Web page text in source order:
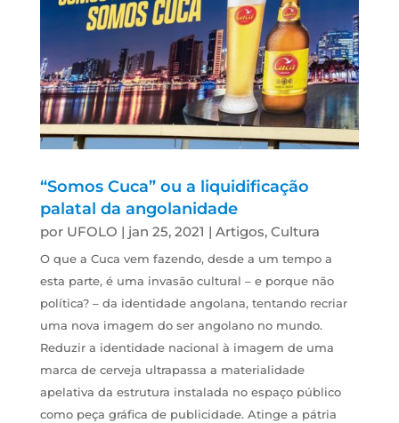
“Somos Cuca” ou a liquidificação
palatal da angolanidade
por UFOLO | jan 25, 2021 | Artigos, Cultura
O que a Cuca vem fazendo, desde a um tempo a
esta parte, é uma invasão cultural – e porque não
política? – da identidade angolana, tentando recriar
uma nova imagem do ser angolano no mundo.
Reduzir a identidade nacional à imagem de uma
marca de cerveja ultrapassa a materialidade
apelativa da estrutura instalada no espaço público
como peça gráfica de publicidade. Atinge a pátria